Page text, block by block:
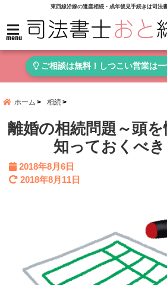
東西線沿線の遺産相続・成年後見手続きは司法
menu
ご相談は無料！しつこい営業は一
ホーム 相続
離婚の相続問題～頭
知っておくべ
2018年8月6日
2018年8月11日